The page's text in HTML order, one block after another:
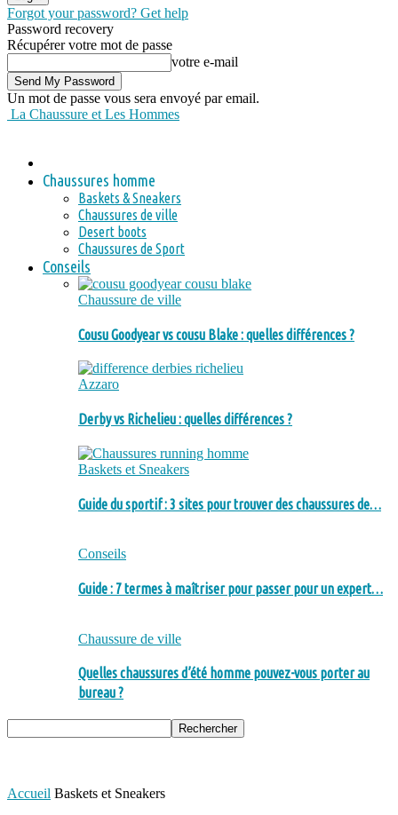
Forgot your password? Get help
Password recovery
Récupérer votre mot de passe
votre e-mail
Un mot de passe vous sera envoyé par email.
La Chaussure et Les Hommes
Chaussures homme
Baskets & Sneakers
Chaussures de ville
Desert boots
Chaussures de Sport
Conseils
Chaussure de ville
Cousu Goodyear vs cousu Blake : quelles différences ?
Azzaro
Derby vs Richelieu : quelles différences ?
Baskets et Sneakers
Guide du sportif : 3 sites pour trouver des chaussures de…
Conseils
Guide : 7 termes à maîtriser pour passer pour un expert…
Chaussure de ville
Quelles chaussures d’été homme pouvez-vous porter au
bureau ?
Accueil Baskets et Sneakers